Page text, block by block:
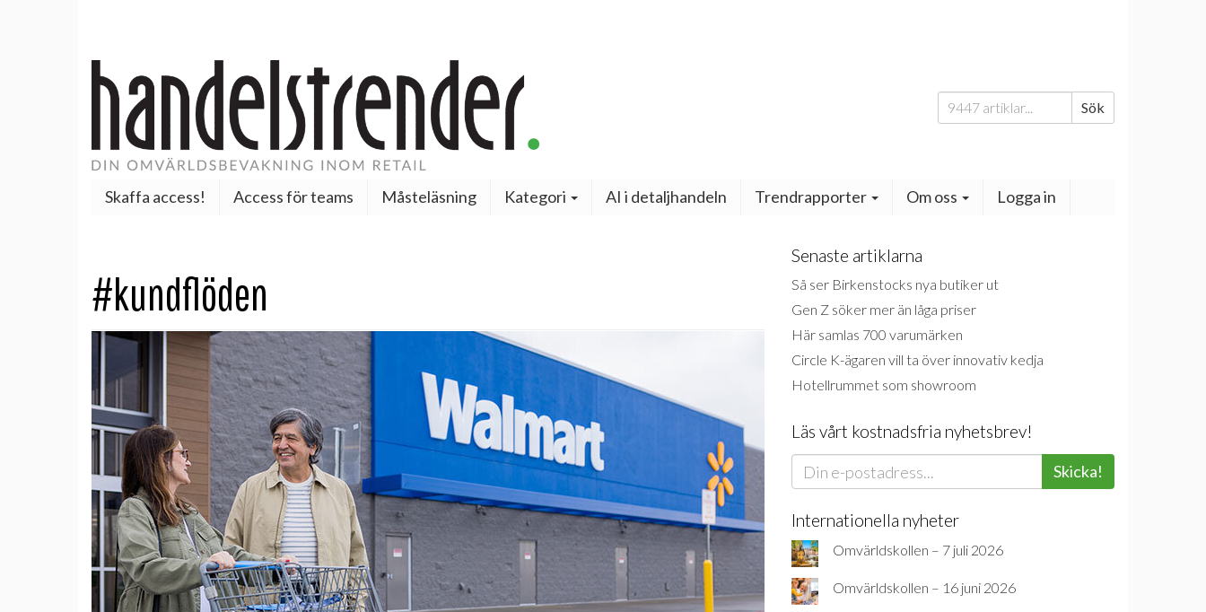
Sök
efter:
Sök
Skaffa access! Access för teams Måsteläsning Kategori AI i detaljhandeln Trendrapporter Om oss Logga in
#kundflöden
Senaste artiklarna
Så ser Birkenstocks nya butiker ut
Gen Z söker mer än låga priser
Här samlas 700 varumärken
Circle K-ägaren vill ta över innovativ kedja
Hotellrummet som showroom
Läs vårt kostnadsfria nyhetsbrev!
Skicka!
Internationella nyheter
Omvärldskollen – 7 juli 2026
Omvärldskollen – 16 juni 2026